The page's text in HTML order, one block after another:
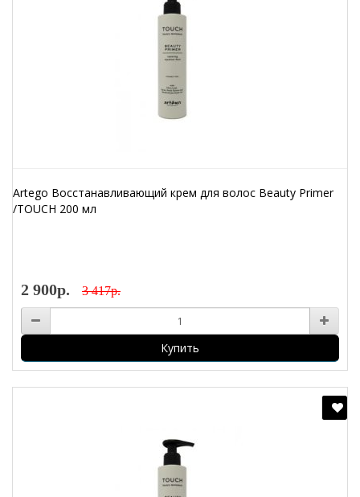
Artego Восстанавливающий крем для волос Beauty Primer
/TOUCH 200 мл
2 900р. 3 417р.
Купить